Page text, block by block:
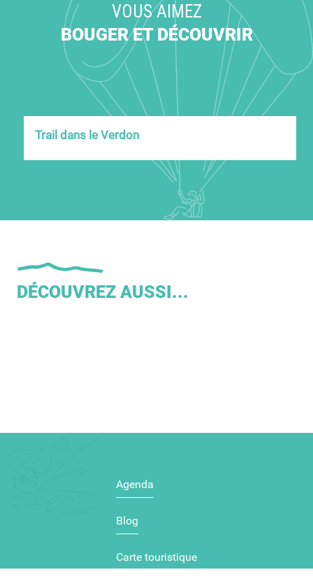
VOUS AIMEZ
BOUGER ET DÉCOUVRIR
Trail dans le Verdon
DÉCOUVREZ AUSSI...
Agenda
Blog
Carte touristique